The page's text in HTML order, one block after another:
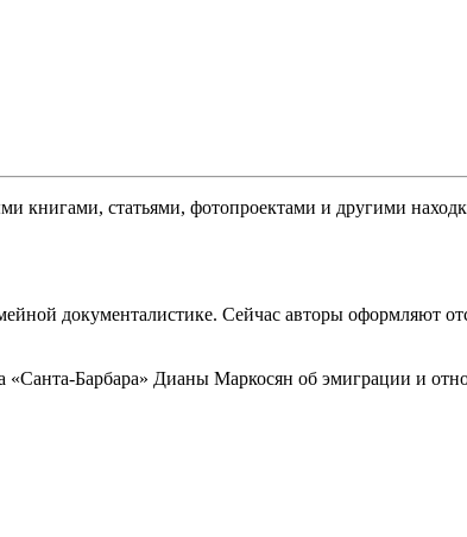
статьями, фотопроектами и другими
документалистике. Сейчас авторы оформляют
«Санта-Барбара» Дианы Маркосян об эмиграции и